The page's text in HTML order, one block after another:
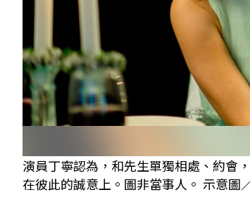
演員丁寧認為，和先生單獨相處、約會
在彼此的誠意上。圖非當事人。 示意圖